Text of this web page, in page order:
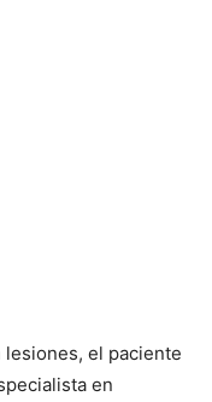
lesiones, el paciente
en